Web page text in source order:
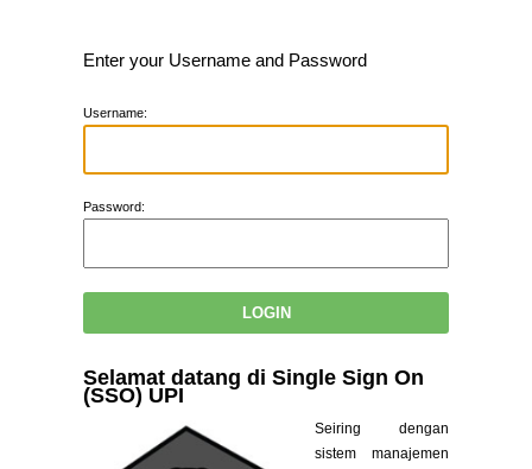
Enter your Username and Password
Username:
Password:
Selamat datang di Single Sign On
(SSO) UPI
Seiring dengan
sistem manajemen